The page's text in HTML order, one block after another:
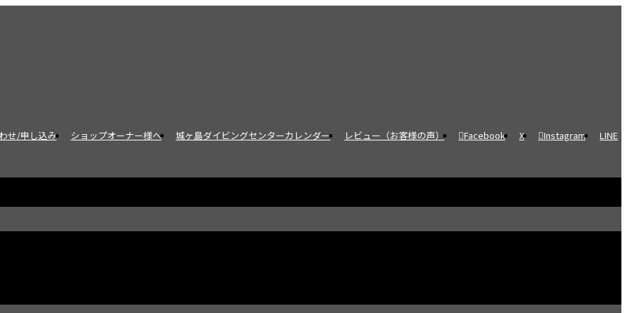
せ/申し込み ショップオーナー様へ 城ヶ島ダイビングセンターカレンダー レビュー（お客様の声） Facebook X Instagram LINE